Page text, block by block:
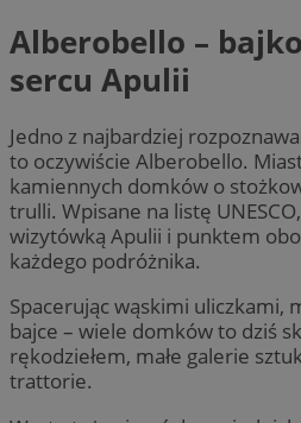
Alberobello –
sercu Apulii
Jedno z najbardziej
to oczywiście Alberobello.
kamiennych domków o
trulli. Wpisane na listę
wizytówką Apulii i punktem
każdego podróżnika.
Spacerując wąskimi uliczkami,
bajce – wiele domków to dziś
rękodziełem, małe galerie
trattorie.